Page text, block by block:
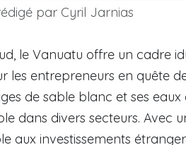
par Cyril Jarnias
le Vanuatu offre un cadre
les entrepreneurs en quête
de sable blanc et ses
dans divers secteurs. Avec
aux investissements